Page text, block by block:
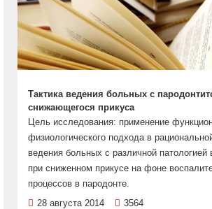
Тактика ведения больных с
снижающегося прикуса
Цель исследования: применение
физиологического подхода в
ведения больных с различной патологией
при сниженном прикусе на фоне
процессов в пародонте.
28 августа 2014
3564